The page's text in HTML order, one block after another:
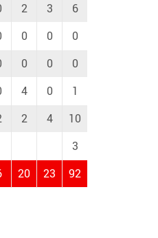
2 3
6
0 0
0
0 0
0
4 0
1
2 4
10
3
20 23 92